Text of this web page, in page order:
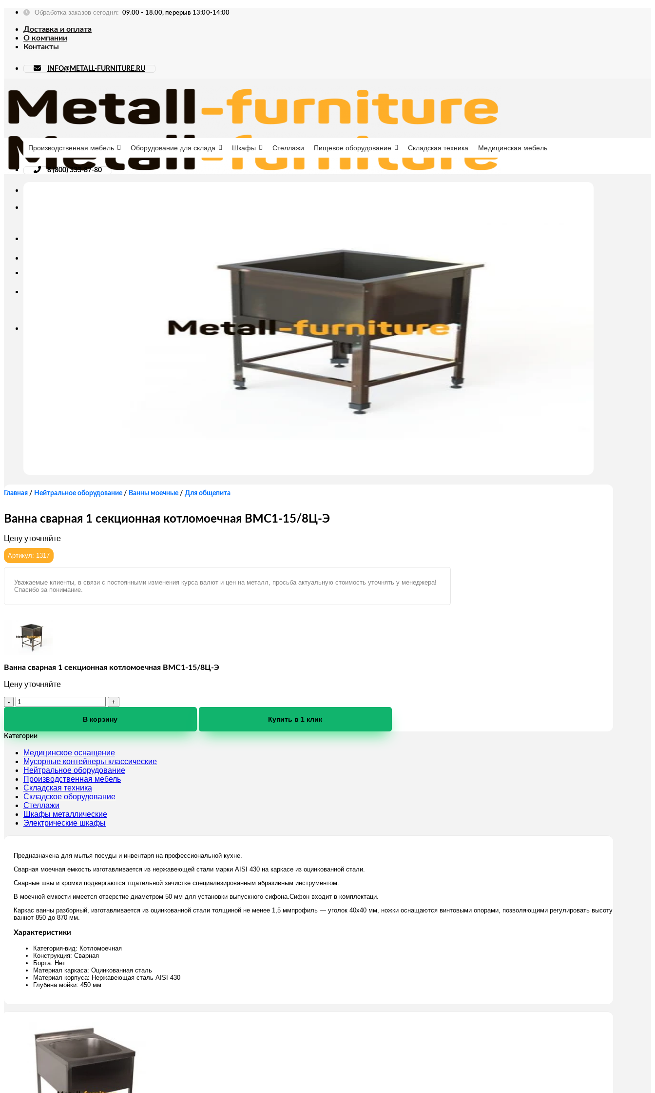
Skip
content
Обработка заказов сегодня: 09.00 - 18.00, перерыв 13:00-14:00
Доставка и оплата
О компании
Контакты
INFO@METALL-FURNITURE.RU
Производственная мебель Оборудование для склада Шкафы Стеллажи Пищевое оборудование Складская техника Медицинская мебель
8 (800) 333-87-80
Главная / Нейтральное оборудование / Ванны моечные / Для общепита
Ванна сварная 1 секционная котломоечная ВМС1-15/8Ц-Э
Цену уточняйте
Артикул: 1317
Уважаемые клиенты, в связи с постоянными изменения курса валют и цен на металл, просьба актуальную стоимость уточнять у менеджера!
Спасибо за понимание.
Ванна сварная 1 секционная котломоечная ВМС1-15/8Ц-Э
Цену уточняйте
Количество
товара
1
котломоечная
ВМС1-
15/8Ц-
Э
В корзину Купить в 1 клик
Категории
Медицинское оснащение
Мусорные контейнеры классические
Нейтральное оборудование
Производственная мебель
Складская техника
Складское оборудование
Стеллажи
Шкафы металлические
Электрические шкафы
Предназначена для мытья посуды и инвентаря на профессиональной кухне.
Сварная моечная емкость изготавливается из нержавеющей стали марки AISI 430 на каркасе из оцинкованной стали.
Сварные швы и кромки подвергаются тщательной зачистке специализированным абразивным инструментом.
В моечной емкости имеется отверстие диаметром 50 мм для установки выпускного сифона.Сифон входит в комплектаци.
Каркас ванны разборный, изготавливается из оцинкованной стали толщиной не менее 1,5 ммпрофиль — уголок 40х40 мм, ножки оснащаются винтовыми опорами, позволяющими регулировать высоту
ваннот 850 до 870 мм.
Характеристики
Категория-вид: Котломоечная
Конструкция: Сварная
Борта: Нет
Материал каркаса: Оцинкованная сталь
Материал корпуса: Нержавеющая сталь AISI 430
Глубина мойки: 450 мм